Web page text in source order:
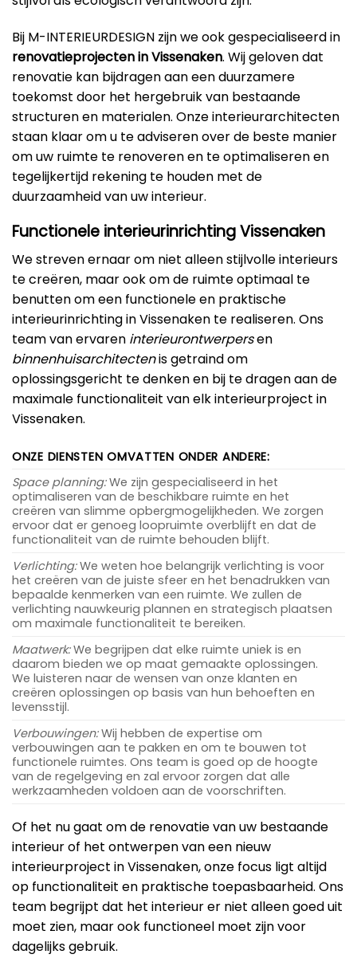
Bij M-INTERIEURDESIGN zijn we ook gespecialiseerd in
renovatieprojecten in Vissenaken. Wij geloven dat
renovatie kan bijdragen aan een duurzamere
toekomst door het hergebruik van bestaande
structuren en materialen. Onze interieurarchitecten
staan klaar om u te adviseren over de beste manier
om uw ruimte te renoveren en te optimaliseren en
tegelijkertijd rekening te houden met de
duurzaamheid van uw interieur.
Functionele interieurinrichting Vissenaken
We streven ernaar om niet alleen stijlvolle interieurs
te creëren, maar ook om de ruimte optimaal te
benutten om een functionele en praktische
interieurinrichting in Vissenaken te realiseren. Ons
team van ervaren interieurontwerpersen
binnenhuisarchitectenis getraind om
oplossingsgericht te denken en bij te dragen aan de
maximale functionaliteit van elk interieurproject in
Vissenaken.
ONZE DIENSTEN OMVATTEN ONDER ANDERE:
Space planning:We zijn gespecialiseerd in het
optimaliseren van de beschikbare ruimte en het
creëren van slimme opbergmogelijkheden. We zorgen
ervoor dat er genoeg loopruimte overblijft en dat de
functionaliteit van de ruimte behouden blijft.
Verlichting:We weten hoe belangrijk verlichting is voor
het creëren van de juiste sfeer en het benadrukken van
bepaalde kenmerken van een ruimte. We zullen de
verlichting nauwkeurig plannen en strategisch plaatsen
om maximale functionaliteit te bereiken.
Maatwerk:We begrijpen dat elke ruimte uniek is en
daarom bieden we op maat gemaakte oplossingen.
We luisteren naar de wensen van onze klanten en
creëren oplossingen op basis van hun behoeften en
levensstijl.
Verbouwingen:Wij hebben de expertise om
verbouwingen aan te pakken en om te bouwen tot
functionele ruimtes. Ons team is goed op de hoogte
van de regelgeving en zal ervoor zorgen dat alle
werkzaamheden voldoen aan de voorschriften.
Of het nu gaat om de renovatie van uw bestaande
interieur of het ontwerpen van een nieuw
interieurproject in Vissenaken, onze focus ligt altijd
op functionaliteit en praktische toepasbaarheid. Ons
team begrijpt dat het interieur er niet alleen goed uit
moet zien, maar ook functioneel moet zijn voor
dagelijks gebruik.